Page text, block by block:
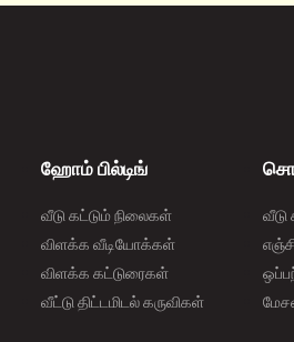
ஹோம் பில்டிங்
வீடு கட்டும் நிலைகள்
விளக்க வீடியோக்கள்
விளக்க கட்டுரைகள்
வீட்டு திட்டமிடல் கருவிகள்
வீடு